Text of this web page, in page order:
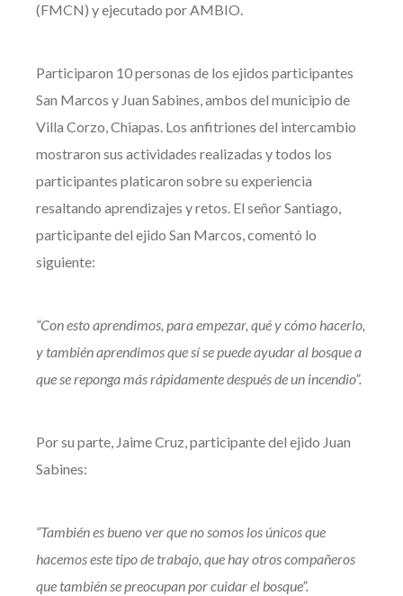
(FMCN) y ejecutado por AMBIO.
Participaron 10 personas de los ejidos participantes
San Marcos y Juan Sabines, ambos del municipio de
Villa Corzo, Chiapas. Los anfitriones del intercambio
mostraron sus actividades realizadas y todos los
participantes platicaron sobre su experiencia
resaltando aprendizajes y retos. El señor Santiago,
participante del ejido San Marcos, comentó lo
siguiente:
“Con esto aprendimos, para empezar, qué y cómo hacerlo,
y también aprendimos que sí se puede ayudar al bosque a
que se reponga más rápidamente después de un incendio”.
Por su parte, Jaime Cruz, participante del ejido Juan
Sabines:
“También es bueno ver que no somos los únicos que
hacemos este tipo de trabajo, que hay otros compañeros
que también se preocupan por cuidar el bosque”.